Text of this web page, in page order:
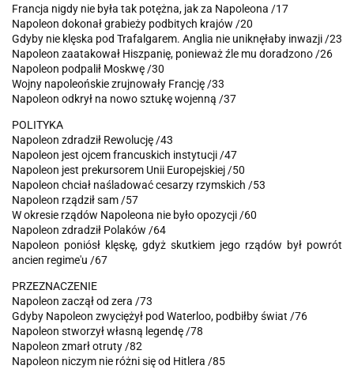
Francja nigdy nie była tak potężna, jak za Napoleona /17
Napoleon dokonał grabieży podbitych krajów /20
Gdyby nie klęska pod Trafalgarem. Anglia nie uniknęłaby inwazji /23
Napoleon zaatakował Hiszpanię, ponieważ źle mu doradzono /26
Napoleon podpalił Moskwę /30
Wojny napoleońskie zrujnowały Francję /33
Napoleon odkrył na nowo sztukę wojenną /37
POLITYKA
Napoleon zdradził Rewolucję /43
Napoleon jest ojcem francuskich instytucji /47
Napoleon jest prekursorem Unii Europejskiej /50
Napoleon chciał naśladować cesarzy rzymskich /53
Napoleon rządził sam /57
W okresie rządów Napoleona nie było opozycji /60
Napoleon zdradził Polaków /64
Napoleon poniósł klęskę, gdyż skutkiem jego rządów był powrót
ancien regime'u /67
PRZEZNACZENIE
Napoleon zaczął od zera /73
Gdyby Napoleon zwyciężył pod Waterloo, podbiłby świat /76
Napoleon stworzył własną legendę /78
Napoleon zmarł otruty /82
Napoleon niczym nie różni się od Hitlera /85